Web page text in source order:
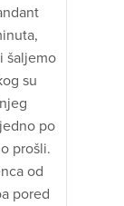
šaljemo
su
po
prošli.
od
pored